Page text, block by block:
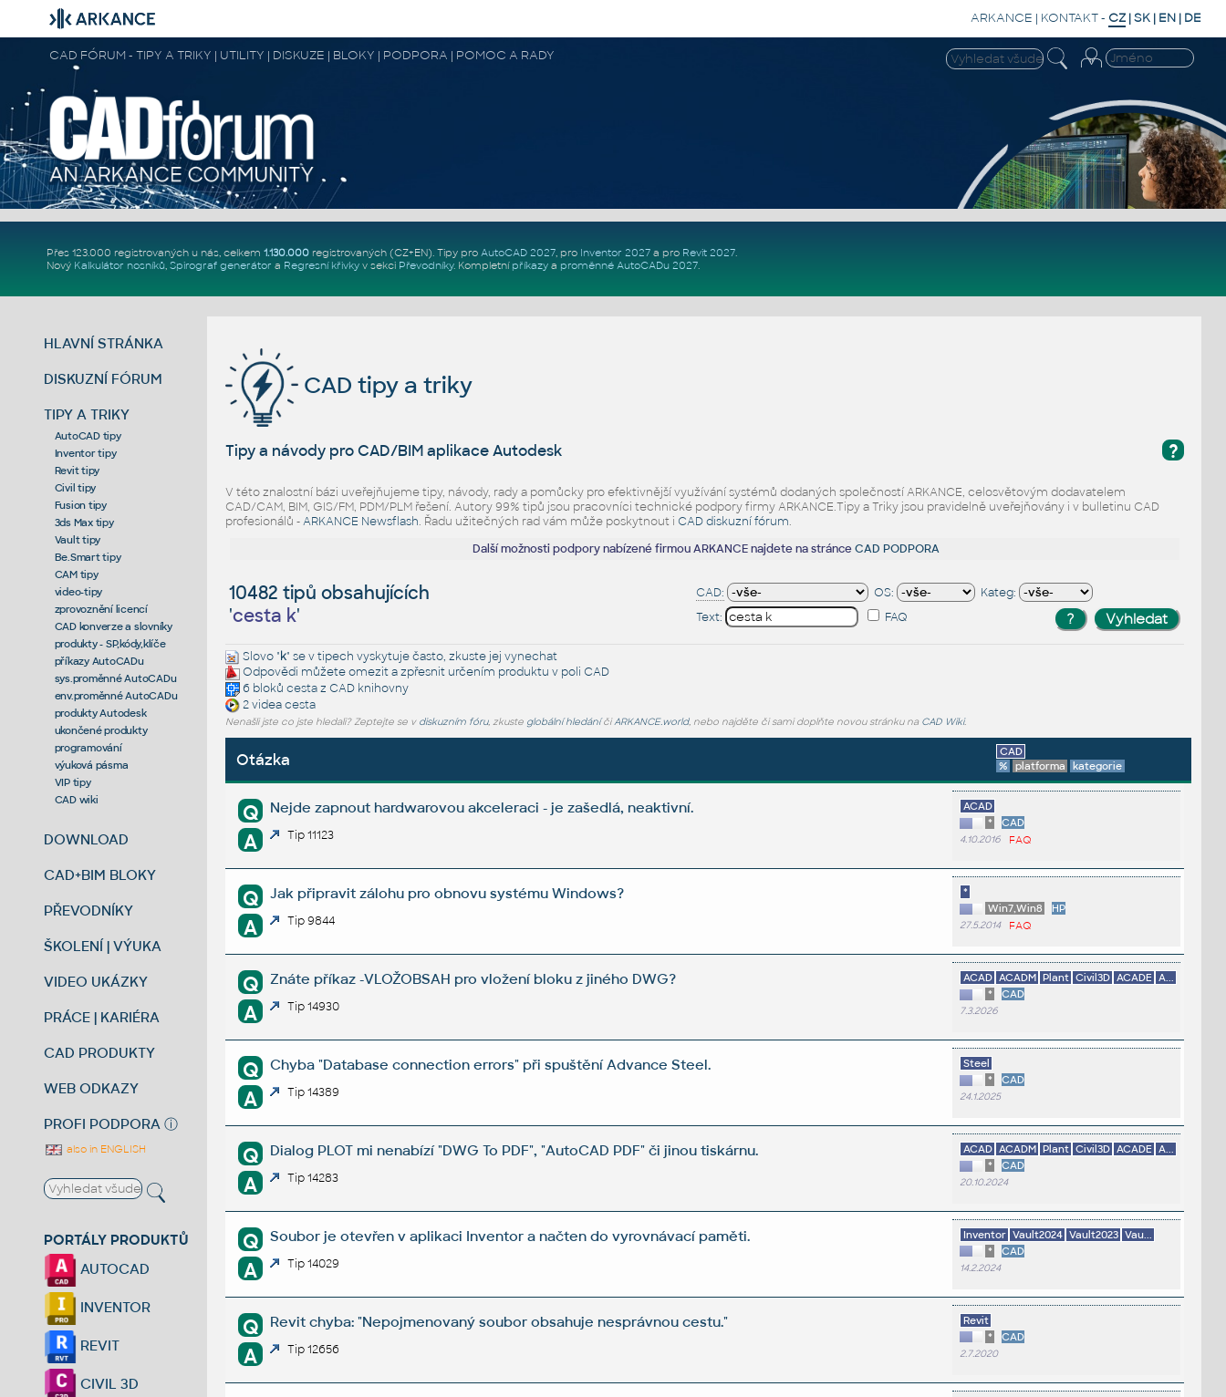
ARKANCE | KONTAKT- CZ |SK | EN | DE
CAD FÓRUM - TIPY A TRIKY | UTILITY | DISKUZE | BLOKY | PODPORA | POMOC A RADY
Přes 123.000 registrovaných u nás, celkem 1.130.000registrovaných (CZ+EN). Tipy pro AutoCAD 2027, pro Inventor 2027a pro Revit 2027.
Nový Kalkulátor nosníků, Spirograf generátor a Regresní křivkyv sekci Převodníky. Kompletní příkazya proměnné AutoCADu 2027.
HLAVNÍ STRÁNKA
DISKUZNÍ FÓRUM
TIPY A TRIKY
AutoCAD tipy
Inventor tipy
Revit tipy
Civil tipy
Fusion tipy
3ds Max tipy
Vault tipy
Be.Smart tipy
CAM tipy
video-tipy
zprovoznění licencí
CAD konverze a slovníky
produkty - SP,kódy,klíče
příkazy AutoCADu
sys.proměnné AutoCADu
env.proměnné AutoCADu
produkty Autodesk
ukončené produkty
programování
výuková pásma
VIP tipy
CAD wiki
DOWNLOAD
CAD+BIM BLOKY
PŘEVODNÍKY
ŠKOLENÍ | VÝUKA
VIDEO UKÁZKY
PRÁCE | KARIÉRA
CAD PRODUKTY
WEB ODKAZY
PROFI PODPORA ⓘ
also in ENGLISH
PORTÁLY PRODUKTŮ
AUTOCAD
INVENTOR
REVIT
CIVIL 3D
CAD tipy a triky
?
Tipy a návody pro CAD/BIM aplikace Autodesk
V této znalostní bázi uveřejňujeme tipy, návody, rady a pomůcky pro efektivnější využívání systémů dodaných společností ARKANCE, celosvětovým dodavatelem
CAD/CAM, BIM, GIS/FM, PDM/PLM řešení. Autory 99% tipů jsou pracovníci technické podpory firmy ARKANCE.Tipy a Triky jsou pravidelně uveřejňovány i v bulletinu CAD
profesionálů -ARKANCE Newsflash. Řadu užitečných rad vám může poskytnout i CAD diskuzní fórum.
Další možnosti podpory nabízené firmou ARKANCE najdete na stránceCAD PODPORA
10482 tipů obsahujících
'cesta k'
CAD: OS:
Kateg:
Text:
FAQ
Slovo "k" se v tipech vyskytuje často, zkuste jej vynechat
Odpovědi můžete omezit a zpřesnit určením produktu v poli CAD
6 bloků cestaz CAD knihovny
2 videacesta
Nenašli jste co jste hledali? Zeptejte se v diskuzním fóru, zkuste globální hledáníčiARKANCE.world, nebo najděte či sami doplňte novou stránku na CAD Wiki.
Otázka
CAD
%
platforma kategorie
Q Nejde zapnout hardwarovou akceleraci - je zašedlá, neaktivní.
A Tip 11123
ACAD
*
CAD
4.10.2016 FAQ
Q Jak připravit zálohu pro obnovu systému Windows?
A Tip 9844
*
Win7,Win8
HP
27.5.2014 FAQ
Q Znáte příkaz -VLOŽOBSAH pro vložení bloku z jiného DWG?
A Tip 14930
ACAD ACADM Plant Civil3D ACADE A...
*
CAD
7.3.2026
Q Chyba "Database connection errors" při spuštění Advance Steel.
A Tip 14389
Steel
*
CAD
24.1.2025
Q Dialog PLOT mi nenabízí "DWG To PDF", "AutoCAD PDF" či jinou tiskárnu.
A Tip 14283
ACAD ACADM Plant Civil3D ACADE A...
*
CAD
20.10.2024
Q Soubor je otevřen v aplikaci Inventor a načten do vyrovnávací paměti.
A Tip 14029
Inventor Vault2024 Vault2023 Vau...
*
CAD
14.2.2024
Q Revit chyba: "Nepojmenovaný soubor obsahuje nesprávnou cestu."
A Tip 12656
Revit
*
CAD
2.7.2020